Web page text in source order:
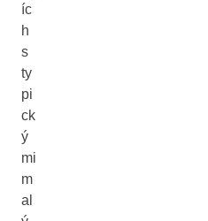
íc
h
s
ty
pi
ck
ý
mi
m
al